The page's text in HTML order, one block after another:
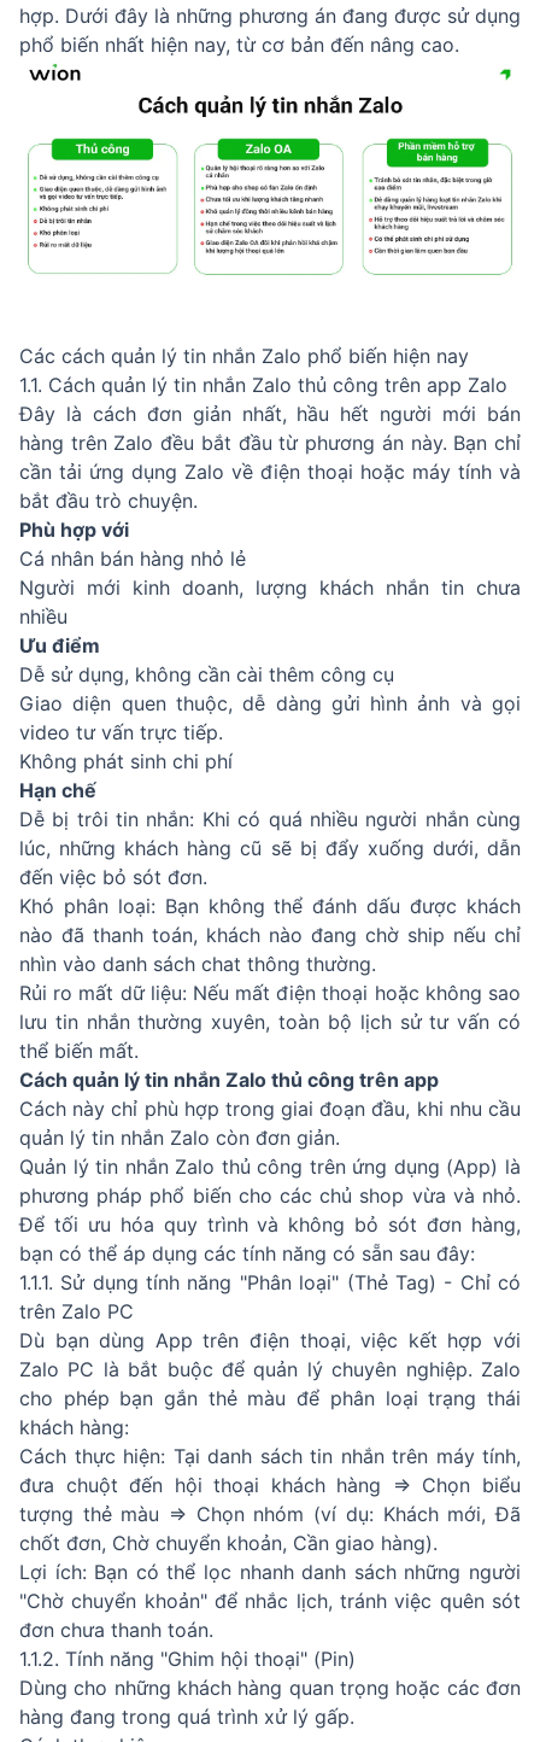
hợp. Dưới đây là những phương án đang được sử dụng
phổ biến nhất hiện nay, từ cơ bản đến nâng cao.
Các cách quản lý tin nhắn Zalo phổ biến hiện nay
1.1. Cách quản lý tin nhắn Zalo thủ công trên app Zalo
Đây là cách đơn giản nhất, hầu hết người mới bán
hàng trên Zalo đều bắt đầu từ phương án này. Bạn chỉ
cần tải ứng dụng Zalo về điện thoại hoặc máy tính và
bắt đầu trò chuyện.
Phù hợp với
Cá nhân bán hàng nhỏ lẻ
Người mới kinh doanh, lượng khách nhắn tin chưa
nhiều
Ưu điểm
Dễ sử dụng, không cần cài thêm công cụ
Giao diện quen thuộc, dễ dàng gửi hình ảnh và gọi
video tư vấn trực tiếp.
Không phát sinh chi phí
Hạn chế
Dễ bị trôi tin nhắn: Khi có quá nhiều người nhắn cùng
lúc, những khách hàng cũ sẽ bị đẩy xuống dưới, dẫn
đến việc bỏ sót đơn.
Khó phân loại: Bạn không thể đánh dấu được khách
nào đã thanh toán, khách nào đang chờ ship nếu chỉ
nhìn vào danh sách chat thông thường.
Rủi ro mất dữ liệu: Nếu mất điện thoại hoặc không sao
lưu tin nhắn thường xuyên, toàn bộ lịch sử tư vấn có
thể biến mất.
Cách quản lý tin nhắn Zalo thủ công trên app
Cách này chỉ phù hợp trong giai đoạn đầu, khi nhu cầu
quản lý tin nhắn Zalo còn đơn giản.
Quản lý tin nhắn Zalo thủ công trên ứng dụng (App) là
phương pháp phổ biến cho các chủ shop vừa và nhỏ.
Để tối ưu hóa quy trình và không bỏ sót đơn hàng,
bạn có thể áp dụng các tính năng có sẵn sau đây:
1.1.1. Sử dụng tính năng "Phân loại" (Thẻ Tag) - Chỉ có
trên Zalo PC
Dù bạn dùng App trên điện thoại, việc kết hợp với
Zalo PC là bắt buộc để quản lý chuyên nghiệp. Zalo
cho phép bạn gắn thẻ màu để phân loại trạng thái
khách hàng:
Cách thực hiện: Tại danh sách tin nhắn trên máy tính,
đưa chuột đến hội thoại khách hàng ⇒ Chọn biểu
tượng thẻ màu ⇒ Chọn nhóm (ví dụ: Khách mới, Đã
chốt đơn, Chờ chuyển khoản, Cần giao hàng).
Lợi ích: Bạn có thể lọc nhanh danh sách những người
"Chờ chuyển khoản" để nhắc lịch, tránh việc quên sót
đơn chưa thanh toán.
1.1.2. Tính năng "Ghim hội thoại" (Pin)
Dùng cho những khách hàng quan trọng hoặc các đơn
hàng đang trong quá trình xử lý gấp.